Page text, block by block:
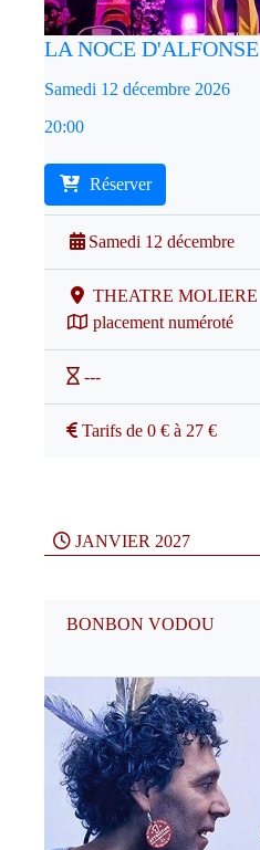
LA NOCE D'ALFONSE
Samedi 12 décembre 2026
20:00
Réserver
Samedi 12 décembre
THEATRE MOLIERE
placement numéroté
---
Tarifs de 0 € à 27 €
JANVIER 2027
BONBON VODOU